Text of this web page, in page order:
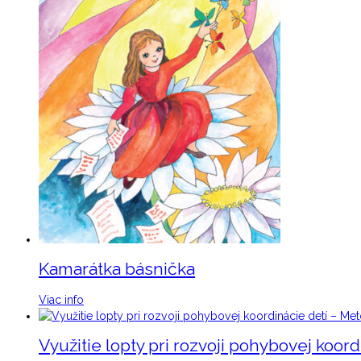
Kamarátka básnička
Viac info
Využitie lopty pri rozvoji pohybovej